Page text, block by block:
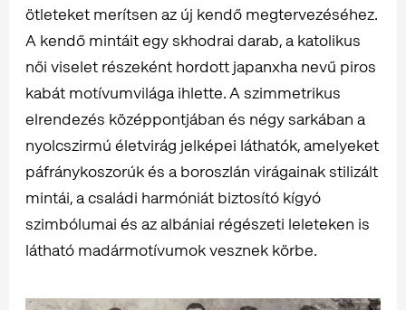
ötleteket merítsen az új kendő megtervezéséhez.
A kendő mintáit egy skhodrai darab, a katolikus
női viselet részeként hordott japanxha nevű piros
kabát motívumvilága ihlette. A szimmetrikus
elrendezés középpontjában és négy sarkában a
nyolcszirmú életvirág jelképei láthatók, amelyeket
páfránykoszorúk és a boroszlán virágainak stilizált
mintái, a családi harmóniát biztosító kígyó
szimbólumai és az albániai régészeti leleteken is
látható madármotívumok vesznek körbe.